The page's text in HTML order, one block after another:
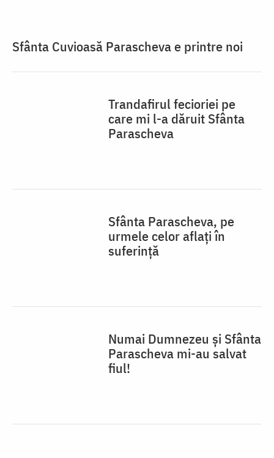
Sfânta Cuvioasă Parascheva e printre noi
Trandafirul fecioriei pe
care mi l-a dăruit Sfânta
Parascheva
Sfânta Parascheva, pe
urmele celor aflați în
suferință
Numai Dumnezeu și Sfânta
Parascheva mi-au salvat
fiul!